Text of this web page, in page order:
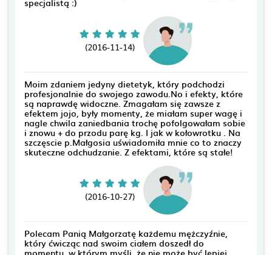
(2016-11-14)
Moim zdaniem jedyny dietetyk, który podchodzi
profesjonalnie do swojego zawodu.No i efekty, które
są naprawdę widoczne. Zmagałam się zawsze z
efektem jojo, były momenty, że miałam super wagę i
nagle chwila zaniedbania trochę pofolgowałam sobie
i znowu + do przodu parę kg. I jak w kołowrotku . Na
szczęscie p.Małgosia uświadomiła mnie co to znaczy
skuteczne odchudzanie. Z efektami, które są stałe!
(2016-10-27)
Polecam Panią Małgorzatę każdemu mężczyźnie,
który ćwicząc nad swoim ciałem doszedł do